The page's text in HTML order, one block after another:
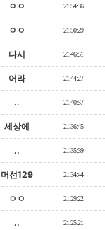
ㅇㅇ 21:54:36
ㅇㅇ 21:50:29
다시 21:46:51
어라 21:44:27
.. 21:40:57
세상에 21:36:45
.. 21:35:39
머선129 21:34:44
ㅇㅇ 21:29:22
.. 21:25:21